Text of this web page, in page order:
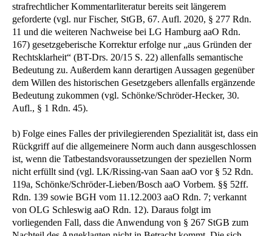
strafrechtlicher Kommentarliteratur bereits seit längerem
geforderte (vgl. nur Fischer, StGB, 67. Aufl. 2020, § 277 Rdn.
11 und die weiteren Nachweise bei LG Hamburg aaO Rdn.
167) gesetzgeberische Korrektur erfolge nur „aus Gründen der
Rechtsklarheit“ (BT-Drs. 20/15 S. 22) allenfalls semantische
Bedeutung zu. Außerdem kann derartigen Aussagen gegenüber
dem Willen des historischen Gesetzgebers allenfalls ergänzende
Bedeutung zukommen (vgl. Schönke/Schröder-Hecker, 30.
Aufl., § 1 Rdn. 45).
b) Folge eines Falles der privilegierenden Spezialität ist, dass ein
Rückgriff auf die allgemeinere Norm auch dann ausgeschlossen
ist, wenn die Tatbestandsvoraussetzungen der speziellen Norm
nicht erfüllt sind (vgl. LK/Rissing-van Saan aaO vor § 52 Rdn.
119a, Schönke/Schröder-Lieben/Bosch aaO Vorbem. §§ 52ff.
Rdn. 139 sowie BGH vom 11.12.2003 aaO Rdn. 7; verkannt
von OLG Schleswig aaO Rdn. 12). Daraus folgt im
vorliegenden Fall, dass die Anwendung von § 267 StGB zum